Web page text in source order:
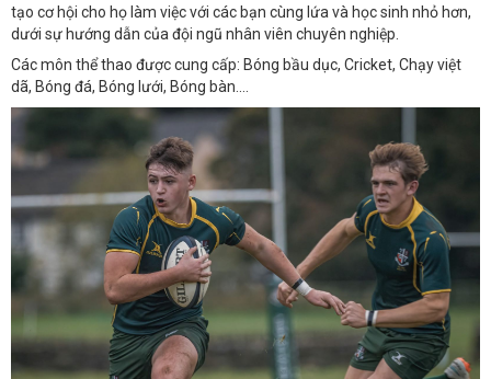
tạo cơ hội cho họ làm việc với các bạn cùng lứa và học sinh nhỏ hơn,
dưới sự hướng dẫn của đội ngũ nhân viên chuyên nghiệp.
Các môn thể thao được cung cấp: Bóng bầu dục, Cricket, Chạy việt
dã, Bóng đá, Bóng lưới, Bóng bàn....